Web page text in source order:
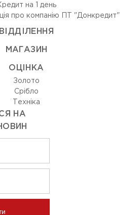
на 1 день
про компанію ПТ "Донкредит"
ВIДДIЛЕННЯ
МАГАЗИН
ОЦIНКА
Золото
Срiбло
Технiка
НА